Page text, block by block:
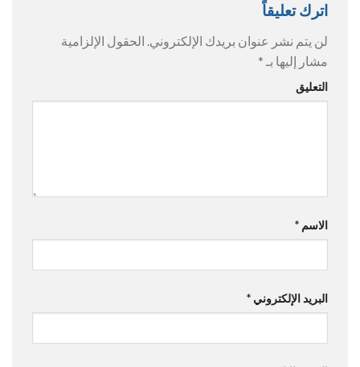
اترك تعليقاً
لن يتم نشر عنوان بريدك الإلكتروني. الحقول الإلزامية
مشار إليها بـ *
التعليق
الاسم *
البريد الإلكتروني *